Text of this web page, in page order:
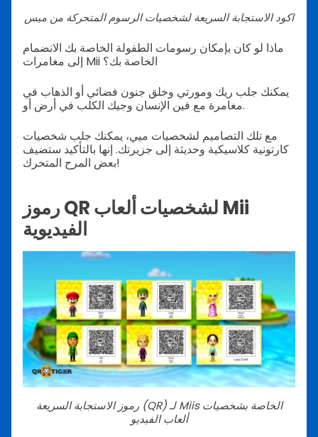
اكود الاستجابة السريعة لشخصيات الرسوم المتحركة من ميس
ماذا لو كان بإمكان رسومات الطفولة الخاصة بك الانضمام
إلى مغامرات Mii الخاصة بك؟
يمكنك جلب ريك ومورتي وخلق جنون فضائي أو الذهاب في
مغامرة مع فين الإنسان وجيك الكلب في أرض أو.
مع تلك التصاميم لشخصيات ميي، يمكنك جلب شخصيات
كارتونية كلاسيكية وحديثة إلى جزيرتك. إنها بالتأكيد ستضيف
بعض المرح المتحرك!
رموز QR لشخصيات ألعاب Mii
الفيديوية
رموز الاستجابة السريعة (QR) لـ Miis الخاصة بشخصيات
ألعاب الفيديو